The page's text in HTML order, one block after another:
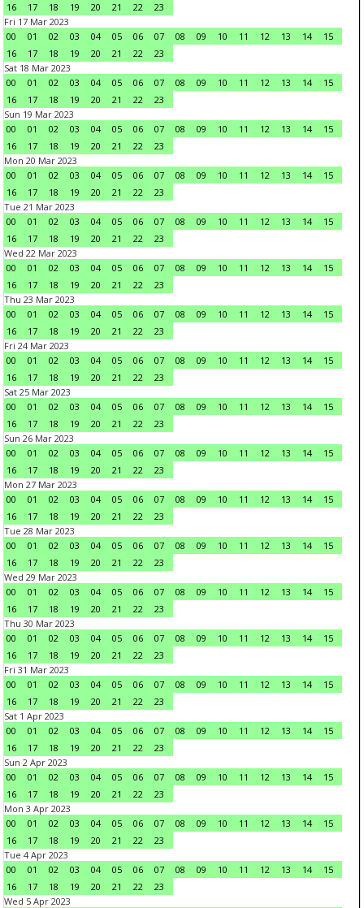
16 17 18 19 20 21 22
23
Fri 17 Mar 2023
00
01 02 03 04 05 06 07 08 09 10 11 12 13 14
15
16
17 18 19 20 21 22
23
Sat 18 Mar 2023
00
01 02 03 04 05 06 07 08 09 10 11 12 13 14
15
16
17 18 19 20 21 22
23
Sun 19 Mar 2023
00
01 02 03 04 05 06 07 08 09 10 11 12 13 14
15
16
17 18 19 20 21 22
23
Mon 20 Mar 2023
00
01 02 03 04 05 06 07 08 09 10 11 12 13 14
15
16
17 18 19 20 21 22
23
Tue 21 Mar 2023
00
01 02 03 04 05 06 07 08 09 10 11 12 13 14
15
16
17 18 19 20 21 22
23
Wed 22 Mar 2023
00
01 02 03 04 05 06 07 08 09 10 11 12 13 14
15
16
17 18 19 20 21 22
23
Thu 23 Mar 2023
00
01 02 03 04 05 06 07 08 09 10 11 12 13 14
15
16
17 18 19 20 21 22
23
Fri 24 Mar 2023
00
01 02 03 04 05 06 07 08 09 10 11 12 13 14
15
16
17 18 19 20 21 22
23
Sat 25 Mar 2023
00
01 02 03 04 05 06 07 08 09 10 11 12 13 14
15
16
17 18 19 20 21 22
23
Sun 26 Mar 2023
00
01 02 03 04 05 06 07 08 09 10 11 12 13 14
15
16
17 18 19 20 21 22
23
Mon 27 Mar 2023
00
01 02 03 04 05 06 07 08 09 10 11 12 13 14
15
16
17 18 19 20 21 22
23
Tue 28 Mar 2023
00
01 02 03 04 05 06 07 08 09 10 11 12 13 14
15
16
17 18 19 20 21 22
23
Wed 29 Mar 2023
00
01 02 03 04 05 06 07 08 09 10 11 12 13 14
15
16
17 18 19 20 21 22
23
Thu 30 Mar 2023
00
01 02 03 04 05 06 07 08 09 10 11 12 13 14
15
16
17 18 19 20 21 22
23
Fri 31 Mar 2023
00
01 02 03 04 05 06 07 08 09 10 11 12 13 14
15
16
17 18 19 20 21 22
23
Sat 1 Apr 2023
00
01 02 03 04 05 06 07 08 09 10 11 12 13 14
15
16
17 18 19 20 21 22
23
Sun 2 Apr 2023
00
01 02 03 04 05 06 07 08 09 10 11 12 13 14
15
16
17 18 19 20 21 22
23
Mon 3 Apr 2023
00
01 02 03 04 05 06 07 08 09 10 11 12 13 14
15
16
17 18 19 20 21 22
23
Tue 4 Apr 2023
00
01 02 03 04 05 06 07 08 09 10 11 12 13 14
15
16
17 18 19 20 21 22
23
Wed 5 Apr 2023